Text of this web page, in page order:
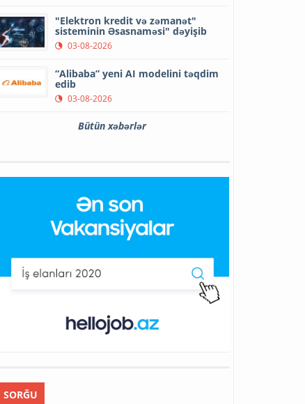
"Elektron kredit və zəmanət"
sisteminin Əsasnaməsi" dəyişib
03-08-2026
“Alibaba” yeni AI modelini təqdim
edib
03-08-2026
Bütün xəbərlər
SORĞU